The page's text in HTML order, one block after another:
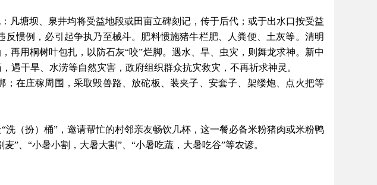
凡塘坝、泉井均将受益地段或田亩立碑刻记，传于后代；或于出水口按受益
惯例，必引起争执乃至械斗。肥料惯施猪牛栏肥、人粪便、土灰等。清明
再用桐树叶包扎，以防石灰“咬”烂脚。遇水、旱、虫灾，则舞龙求神。新中
遇干旱、水涝等自然灾害，政府组织群众抗灾救灾，不再祈求神灵。
在庄稼周围，采取毁兽路、放砣板、装夹子、安套子、架缕炮、点火把等
“洗（扮）桶”，邀请帮忙的村邻亲友畅饮几杯，这一餐必备米粉猪肉或米粉鸭
”、“小暑小割，大暑大割”、“小暑吃蔬，大暑吃谷”等农谚。